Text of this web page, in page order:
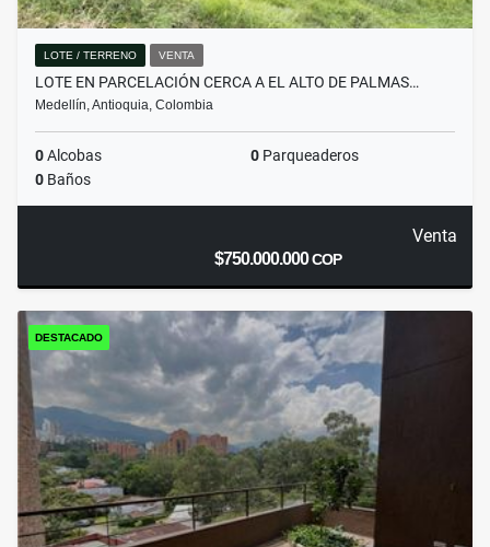
LOTE / TERRENO VENTA
LOTE EN PARCELACIÓN CERCA A EL ALTO DE PALMAS…
Medellín, Antioquia, Colombia
0Alcobas 0 Parqueaderos
0 Baños
Venta
$750.000.000COP
DESTACADO